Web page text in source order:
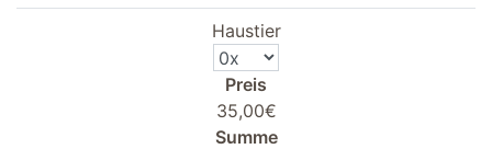
Haustier
Preis
35,00€
Summe